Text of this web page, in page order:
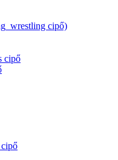
cipő)
cipő